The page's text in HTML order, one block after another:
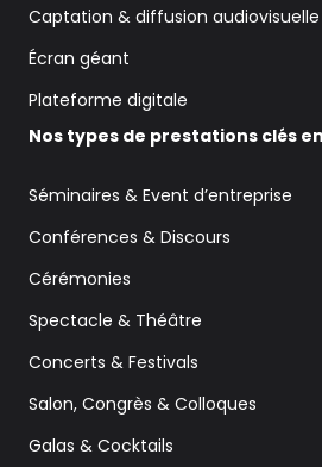
Captation & diffusion audiovisuelle
Écran géant
Plateforme digitale
Nos types de prestations clés
Séminaires & Event d’entreprise
Conférences & Discours
Cérémonies
Spectacle & Théâtre
Concerts & Festivals
Salon, Congrès & Colloques
Galas & Cocktails